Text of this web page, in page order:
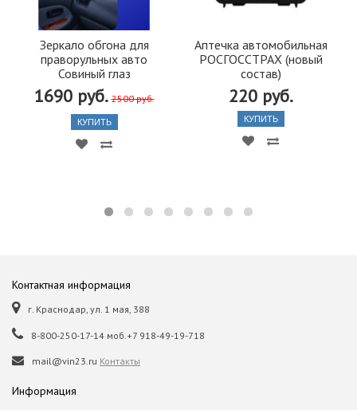
Зеркало обгона для
праворульных авто
Совиный глаз
1690 руб. 2500 руб.
КУПИТЬ
Аптечка автомобильная
РОСГОССТРАХ (новый
состав)
220 руб.
КУПИТЬ
Контактная информация
г. Краснодар, ул. 1 мая, 388
8-800-250-17-14 моб.+7 918-49-19-718
mail@vin23.ru Контакты
Информация